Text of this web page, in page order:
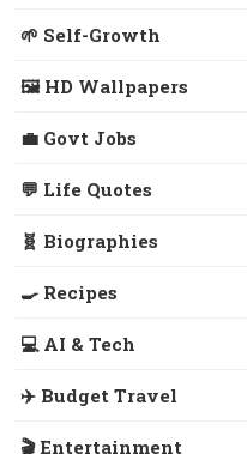
🌱 Self-Growth
🖼️ HD Wallpapers
💼 Govt Jobs
💬 Life Quotes
🧬 Biographies
🍳 Recipes
💻 AI & Tech
✈️ Budget Travel
🎬 Entertainment